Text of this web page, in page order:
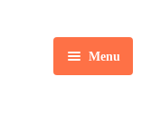
Menu